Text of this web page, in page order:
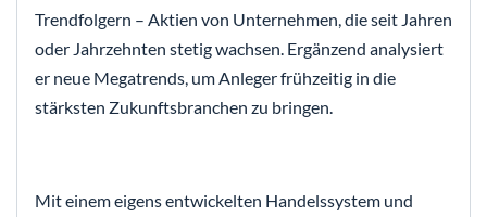
Trendfolgern – Aktien von Unternehmen, die seit Jahren
oder Jahrzehnten stetig wachsen. Ergänzend analysiert
er neue Megatrends, um Anleger frühzeitig in die
stärksten Zukunftsbranchen zu bringen.
Mit einem eigens entwickelten Handelssystem und